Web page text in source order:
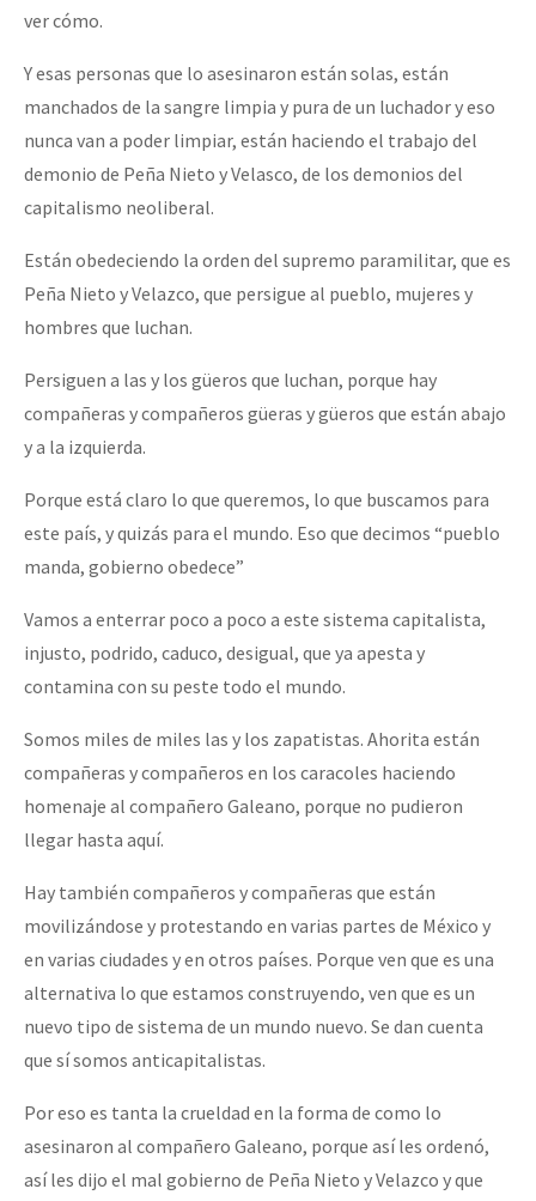
ver cómo.
Y esas personas que lo asesinaron están solas, están
manchados de la sangre limpia y pura de un luchador y eso
nunca van a poder limpiar, están haciendo el trabajo del
demonio de Peña Nieto y Velasco, de los demonios del
capitalismo neoliberal.
Están obedeciendo la orden del supremo paramilitar, que es
Peña Nieto y Velazco, que persigue al pueblo, mujeres y
hombres que luchan.
Persiguen a las y los güeros que luchan, porque hay
compañeras y compañeros güeras y güeros que están abajo
y a la izquierda.
Porque está claro lo que queremos, lo que buscamos para
este país, y quizás para el mundo. Eso que decimos “pueblo
manda, gobierno obedece”
Vamos a enterrar poco a poco a este sistema capitalista,
injusto, podrido, caduco, desigual, que ya apesta y
contamina con su peste todo el mundo.
Somos miles de miles las y los zapatistas. Ahorita están
compañeras y compañeros en los caracoles haciendo
homenaje al compañero Galeano, porque no pudieron
llegar hasta aquí.
Hay también compañeros y compañeras que están
movilizándose y protestando en varias partes de México y
en varias ciudades y en otros países. Porque ven que es una
alternativa lo que estamos construyendo, ven que es un
nuevo tipo de sistema de un mundo nuevo. Se dan cuenta
que sí somos anticapitalistas.
Por eso es tanta la crueldad en la forma de como lo
asesinaron al compañero Galeano, porque así les ordenó,
así les dijo el mal gobierno de Peña Nieto y Velazco y que